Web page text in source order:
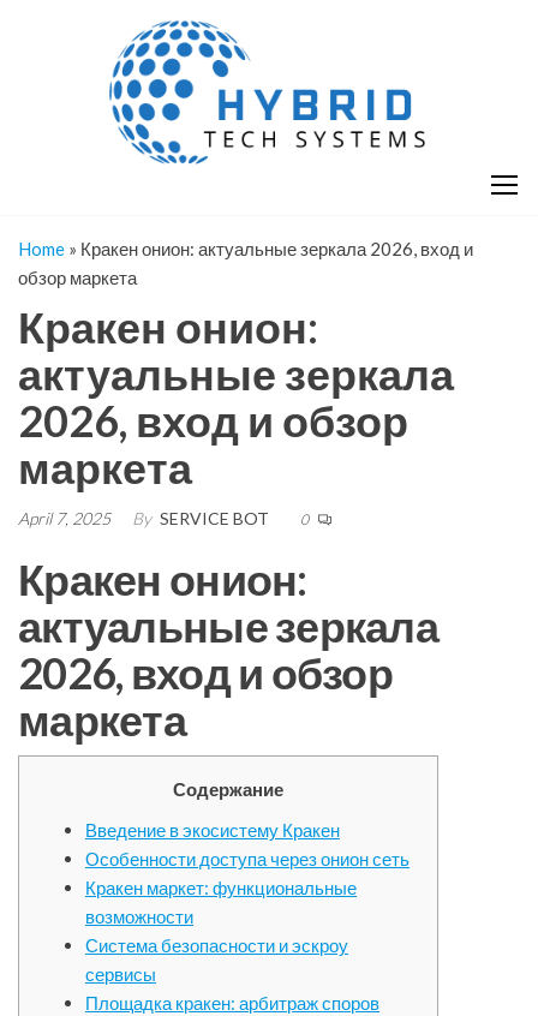
Home » Кракен онион: актуальные зеркала 2026, вход и
обзор маркета
Кракен онион:
актуальные зеркала
2026, вход и обзор
маркета
April 7, 2025 By SERVICE BOT 0
Кракен онион:
актуальные зеркала
2026, вход и обзор
маркета
Содержание
Введение в экосистему Кракен
Особенности доступа через онион сеть
Кракен маркет: функциональные
возможности
Система безопасности и эскроу
сервисы
Площадка кракен: арбитраж споров